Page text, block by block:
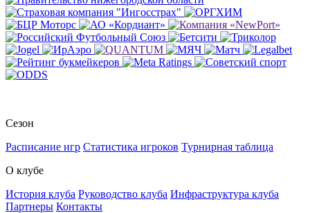
Сезон
Расписание игр Статистика игроков Турнирная таблица
О клубе
История клуба Руководство клуба Инфраструктура клуба
Партнеры Контакты